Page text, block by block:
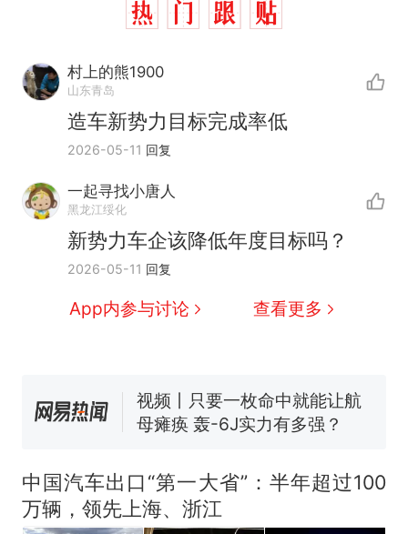
村上的熊1900
山东青岛
造车新势力目标完成率低
2026-05-11 回复
一起寻找小唐人
黑龙江绥化
新势力车企该降低年度目标吗？
2026-05-11 回复
App内参与讨论 查看更多
十多万人报名的考试，成绩
全部作废，公平么？
新 全球唯一没有法定首都的国
家，刚改国名，总统就邀请中
国大使骑行绕了几乎整个国境
线一圈，还曾两次到中国寻根
搬家报价570元，搬到楼下交
空调24小时开着反而更省电？
电力部门回应
试前13名均遭淘汰？教育局：
已叫停招聘，成立调查组全面
核查
热
十多万人报名的考试，成绩
全部作废，公平么？
中国汽车出口“第一大省”：半年超过100
万辆，领先上海、浙江